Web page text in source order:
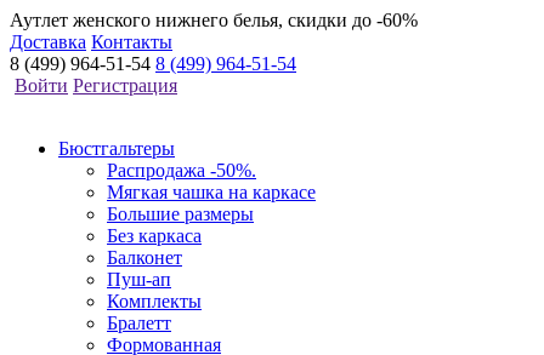
Аутлет женского нижнего белья, скидки до -60%
Доставка Контакты
8 (499) 964-51-54 8 (499) 964-51-54
Войти Регистрация
Бюстгальтеры
Распродажа -50%.
Мягкая чашка на каркасе
Большие размеры
Без каркаса
Балконет
Пуш-ап
Комплекты
Бралетт
Формованная